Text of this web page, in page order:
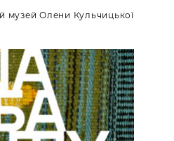
музей Олени Кульчицької